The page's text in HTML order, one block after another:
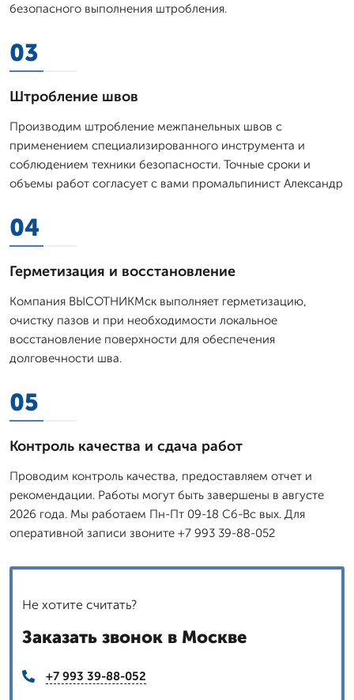
безопасного выполнения штробления.
03
Штробление швов
Производим штробление межпанельных швов с
применением специализированного инструмента и
соблюдением техники безопасности. Точные сроки и
объемы работ согласует с вами промальпинист Александр
04
Герметизация и восстановление
Компания ВЫСОТНИКМск выполняет герметизацию,
очистку пазов и при необходимости локальное
восстановление поверхности для обеспечения
долговечности шва.
05
Контроль качества и сдача работ
Проводим контроль качества, предоставляем отчет и
рекомендации. Работы могут быть завершены в августе
2026 года. Мы работаем Пн-Пт 09-18 Сб-Вс вых. Для
оперативной записи звоните +7 993 39-88-052
Не хотите считать?
Заказать звонок в Москве
+7 993 39-88-052